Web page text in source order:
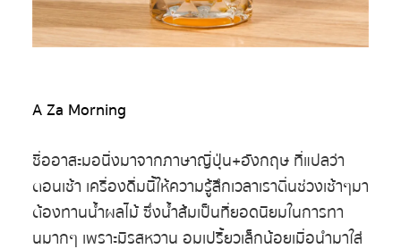
A Za Morning
ชื่ออาสะมอนิ่งมาจากภาษาญี่ปุ่น+อังกฤษ ที่แปลว่า
ตอนเช้า เครื่องดื่มนี้ให้ความรู้สึกเวลาเราตื่นช่วงเช้าๆมา
ต้องทานน้ำผลไม้ ซึ่งน้ำส้มเป็นที่ยอดนิยมในการทา
นมากๆ เพราะมีรสหวาน อมเปรี้ยวเล็กน้อยเมื่อนำมาใส่